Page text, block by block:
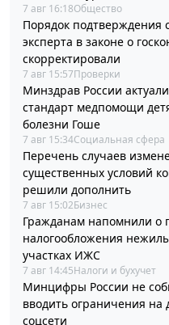
7 авг 16:18Общество
Порядок подтверждения
эксперта в законе о
скорректировали
7 авг 15:57Проверки
Минздрав России
стандарт медпомощи
болезни Гоше
7 авг 15:34Социальная сфера
Перечень случаев
существенных условий
решили дополнить
7 авг 15:02Бизнес
Гражданам напомнили о
налогообложения
участках ИЖС
7 авг 14:45Налоги и бухучет
Минцифры России не
вводить ограничения на
соцсети